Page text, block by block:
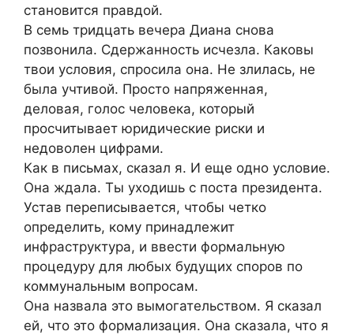
становится правдой.
В семь тридцать вечера Диана снова
позвонила. Сдержанность исчезла. Каковы
твои условия, спросила она. Не злилась, не
была учтивой. Просто напряженная,
деловая, голос человека, который
просчитывает юридические риски и
недоволен цифрами.
Как в письмах, сказал я. И еще одно условие.
Она ждала. Ты уходишь с поста президента.
Устав переписывается, чтобы четко
определить, кому принадлежит
инфраструктура, и ввести формальную
процедуру для любых будущих споров по
коммунальным вопросам.
Она назвала это вымогательством. Я сказал
ей, что это формализация. Она сказала, что я